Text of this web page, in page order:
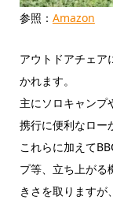
参照： Amazon
アウトドアチェア
かれます。
主にソロキャンプ
携行に便利なロー
これらに加えて
プ等、立ち上がる
きさを取りますが